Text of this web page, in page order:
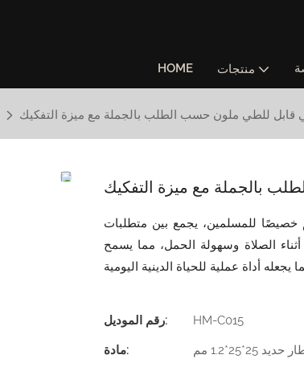
HOME منتجات
للطي ملون حسب الطلب بالجملة مع ميزة التفكيك
بالجملة مع ميزة التفكيك
للمسلمين، يجمع بين متطلبات
الصلاة وسهولة الحمل، مما يسمح
رقم الموديل: HM-C015
مادة: حديد 25*25*1.2 مم